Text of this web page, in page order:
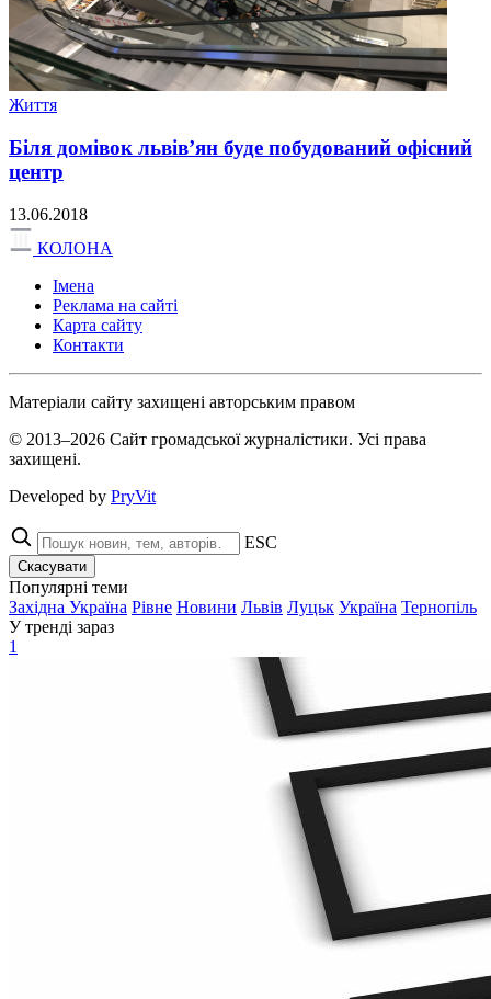
Життя
Біля домівок львів’ян буде побудований офісний
центр
13.06.2018
КОЛОНА
Імена
Реклама на сайті
Карта сайту
Контакти
Матеріали сайту захищені авторським правом
© 2013–2026 Сайт громадської журналістики. Усі права
захищені.
Developed by PryVit
ESC
Скасувати
Популярні теми
Західна Україна Рівне Новини Львів Луцьк Україна Тернопіль
У тренді зараз
1